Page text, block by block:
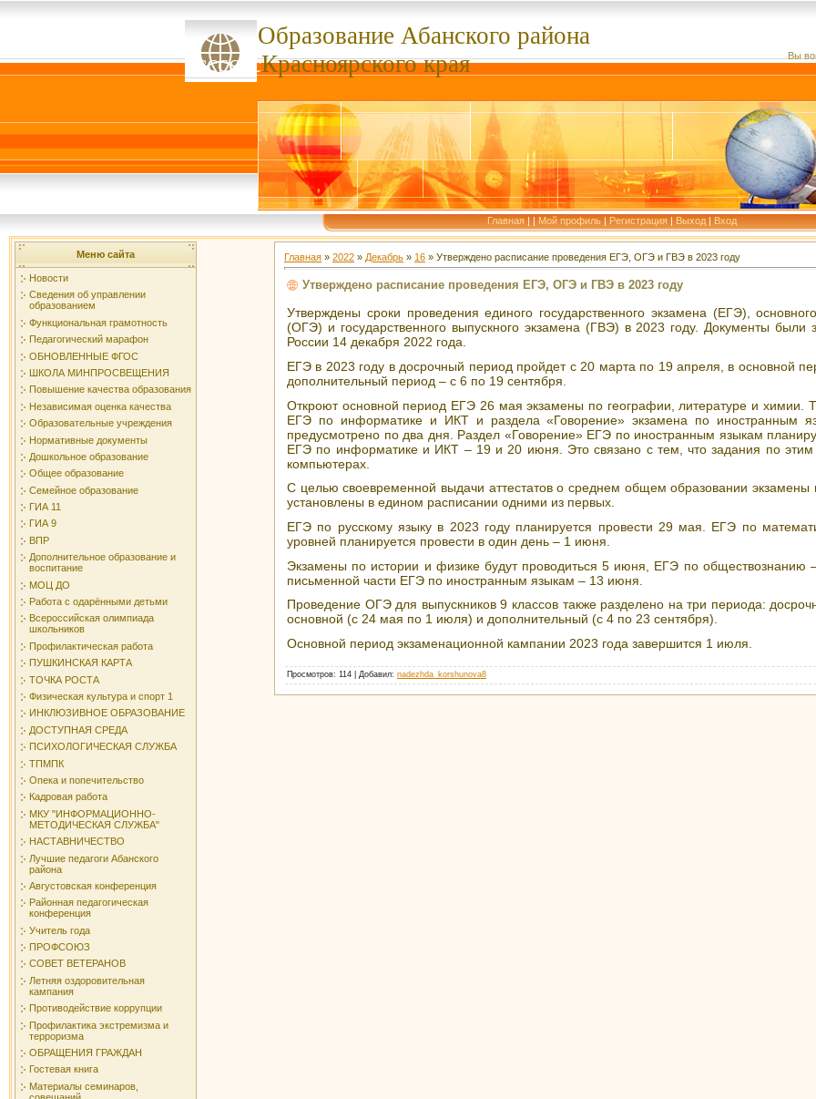
Образование Абанского района
сссссссКрасноярского края Вы
Главная | | Мой профиль | Регистрация | Выход | Вход
Меню сайта
Новости
Сведения об управлении
образованием
Функциональная грамотность
Педагогический марафон
ОБНОВЛЕННЫЕ ФГОС
ШКОЛА МИНПРОСВЕЩЕНИЯ
Повышение качества образования
Независимая оценка качества
Образовательные учреждения
Нормативные документы
Дошкольное образование
Общее образование
Семейное образование
ГИА 11
ГИА 9
ВПР
Дополнительное образование и
воспитание
МОЦ ДО
Работа с одарёнными детьми
Всероссийская олимпиада
школьников
Профилактическая работа
ПУШКИНСКАЯ КАРТА
ТОЧКА РОСТА
Физическая культура и спорт 1
ИНКЛЮЗИВНОЕ ОБРАЗОВАНИЕ
ДОСТУПНАЯ СРЕДА
ПСИХОЛОГИЧЕСКАЯ СЛУЖБА
ТПМПК
Опека и попечительство
Кадровая работа
МКУ "ИНФОРМАЦИОННО-
МЕТОДИЧЕСКАЯ СЛУЖБА"
НАСТАВНИЧЕСТВО
Лучшие педагоги Абанского
района
Августовская конференция
Районная педагогическая
конференция
Учитель года
ПРОФСОЮЗ
СОВЕТ ВЕТЕРАНОВ
Летняя оздоровительная
кампания
Противодействие коррупции
Профилактика экстремизма и
терроризма
ОБРАЩЕНИЯ ГРАЖДАН
Гостевая книга
Материалы семинаров,
Главная » 2022 » Декабрь » 16 » Утверждено расписание проведения ЕГЭ, ОГЭ и ГВЭ в 2023 году
Утверждено расписание проведения ЕГЭ, ОГЭ и ГВЭ в 2023 году
Утверждены сроки проведения единого государственного экзамена (ЕГЭ),
(ОГЭ) и государственного выпускного экзамена (ГВЭ) в 2023 году. Документы были
России 14 декабря 2022 года.
ЕГЭ в 2023 году в досрочный период пройдет с 20 марта по 19 апреля, в основной
дополнительный период – с 6 по 19 сентября.
Откроют основной период ЕГЭ 26 мая экзамены по географии, литературе и химии.
ЕГЭ по информатике и ИКТ и раздела «Говорение» экзамена по иностранным
предусмотрено по два дня. Раздел «Говорение» ЕГЭ по иностранным языкам
ЕГЭ по информатике и ИКТ – 19 и 20 июня. Это связано с тем, что задания по
компьютерах.
С целью своевременной выдачи аттестатов о среднем общем образовании
установлены в едином расписании одними из первых.
ЕГЭ по русскому языку в 2023 году планируется провести 29 мая. ЕГЭ по
уровней планируется провести в один день – 1 июня.
Экзамены по истории и физике будут проводиться 5 июня, ЕГЭ по
письменной части ЕГЭ по иностранным языкам – 13 июня.
Проведение ОГЭ для выпускников 9 классов также разделено на три периода:
основной (с 24 мая по 1 июля) и дополнительный (с 4 по 23 сентября).
Основной период экзаменационной кампании 2023 года завершится 1 июля.
Просмотров: 114 | Добавил: nadezhda_korshunova8